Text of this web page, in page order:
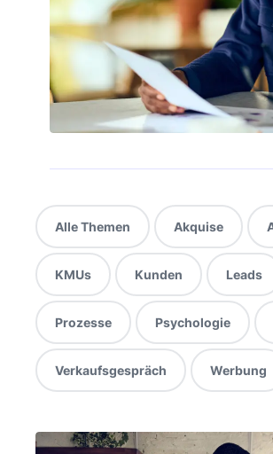
Alle Themen Akquise
KMUs Kunden Leads
Prozesse Psychologie
Verkaufsgespräch Werbung